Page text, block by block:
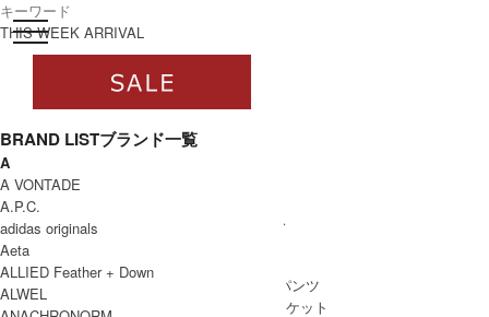
toggle navigation
ログイン
すべて
WOMEN
WOMEN ALL ITEM
/ ワンピース
SKIRT
BOTTOMS
/ ボトムス・パンツ
/ アウター・ジャケット
THIS WEEK ARRIVAL
BRAND LISTブランド一覧
A
A VONTADE
A.P.C.
adidas originals
Aeta
ALLIED Feather + Down
ALWEL